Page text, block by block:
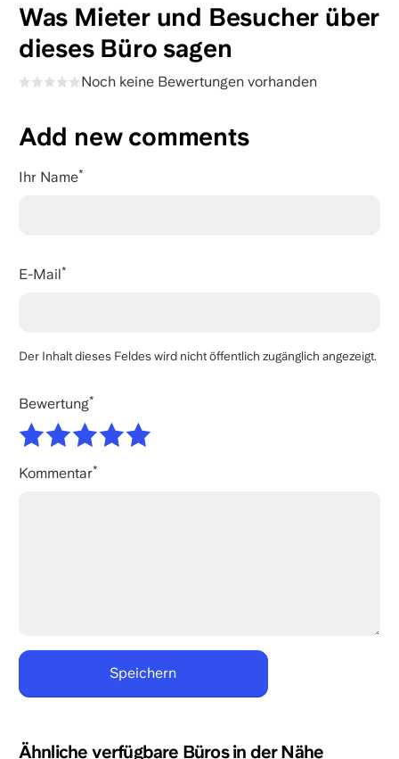
Was Mieter und Besucher über
dieses Büro sagen
Noch keine Bewertungen vorhanden
Add new comments
Ihr Name
E-Mail
Der Inhalt dieses Feldes wird nicht öffentlich zugänglich angezeigt.
Bewertung
Kommentar
Ähnliche verfügbare Büros in der Nähe